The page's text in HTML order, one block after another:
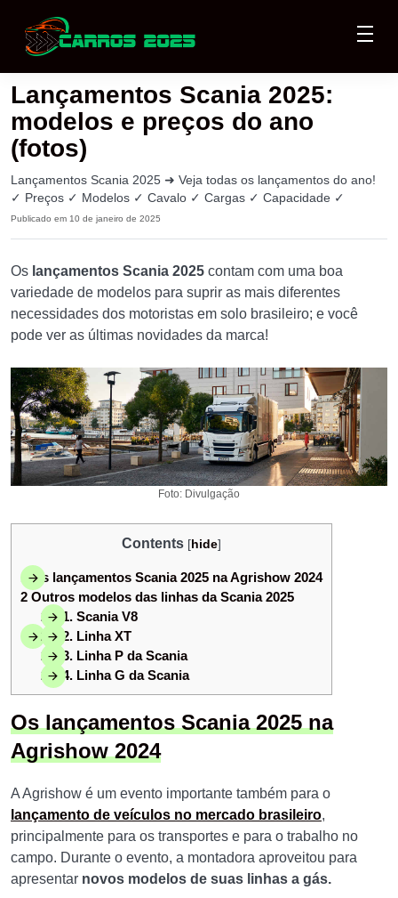
Lançamentos Scania 2025:
modelos e preços do ano
(fotos)
Lançamentos Scania 2025 ➜ Veja todas os lançamentos do ano!
✓ Preços ✓ Modelos ✓ Cavalo ✓ Cargas ✓ Capacidade ✓
Publicado em 10 de janeiro de 2025
Os lançamentos Scania 2025 contam com uma boa
variedade de modelos para suprir as mais diferentes
necessidades dos motoristas em solo brasileiro; e você
pode ver as últimas novidades da marca!
Foto: Divulgação
Contents [hide]
1 Os lançamentos Scania 2025 na Agrishow 2024
2 Outros modelos das linhas da Scania 2025
2.1 1. Scania V8
2.2 2. Linha XT
2.3 3. Linha P da Scania
2.4 4. Linha G da Scania
Os lançamentos Scania 2025 na
Agrishow 2024
A Agrishow é um evento importante também para o
lançamento de veículos no mercado brasileiro,
principalmente para os transportes e para o trabalho no
campo. Durante o evento, a montadora aproveitou para
apresentar novos modelos de suas linhas a gás.